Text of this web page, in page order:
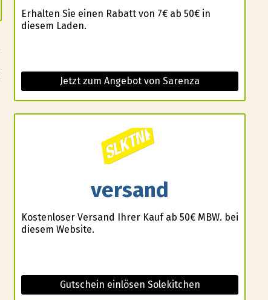
Erhalten Sie einen Rabatt von 7€ ab 50€ in
diesem Laden.
Jetzt zum Angebot von Sarenza
versand
Kostenloser Versand Ihrer Kauf ab 50€ MBW. bei
diesem Website.
Gutschein einlösen Solekitchen